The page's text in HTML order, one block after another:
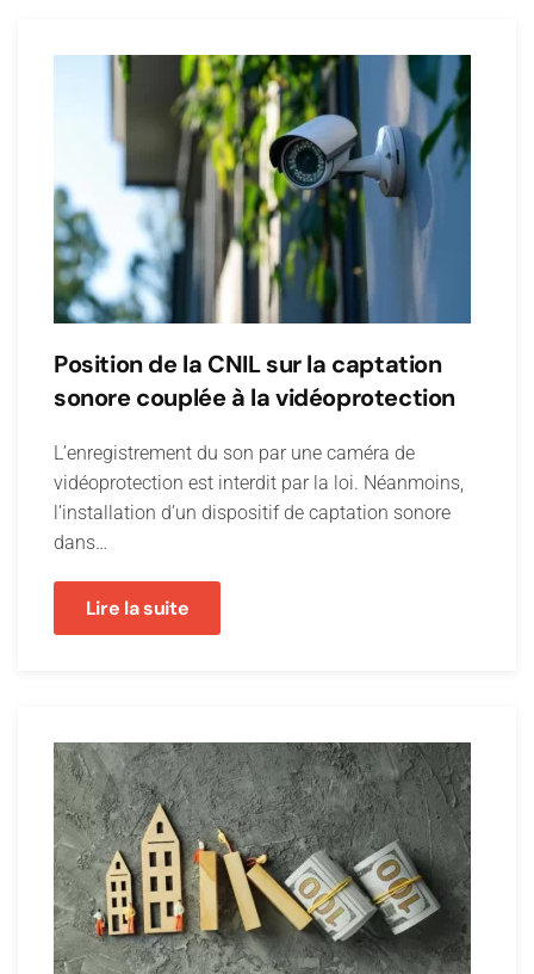
Position de la CNIL sur la captation
sonore couplée à la vidéoprotection
L’enregistrement du son par une caméra de
vidéoprotection est interdit par la loi. Néanmoins,
l’installation d’un dispositif de captation sonore
dans…
Lire la suite